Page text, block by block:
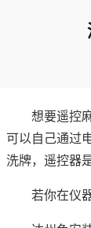
想要遥控
可以自己通过
洗牌，遥控器
若你在仪